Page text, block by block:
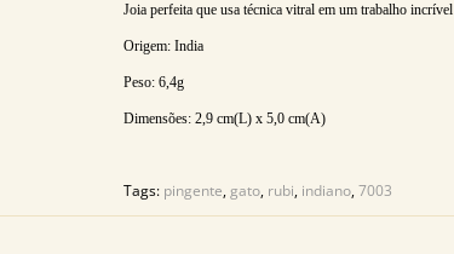
Joia perfeita que usa técnica vitral em um trabalho
Origem: India
Peso: 6,4g
Dimensões: 2,9 cm(L) x 5,0 cm(A)
Tags: pingente, gato, rubi, indiano,7003